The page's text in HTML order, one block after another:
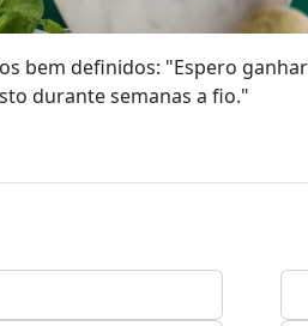
bem definidos: "Espero
durante semanas a fio."